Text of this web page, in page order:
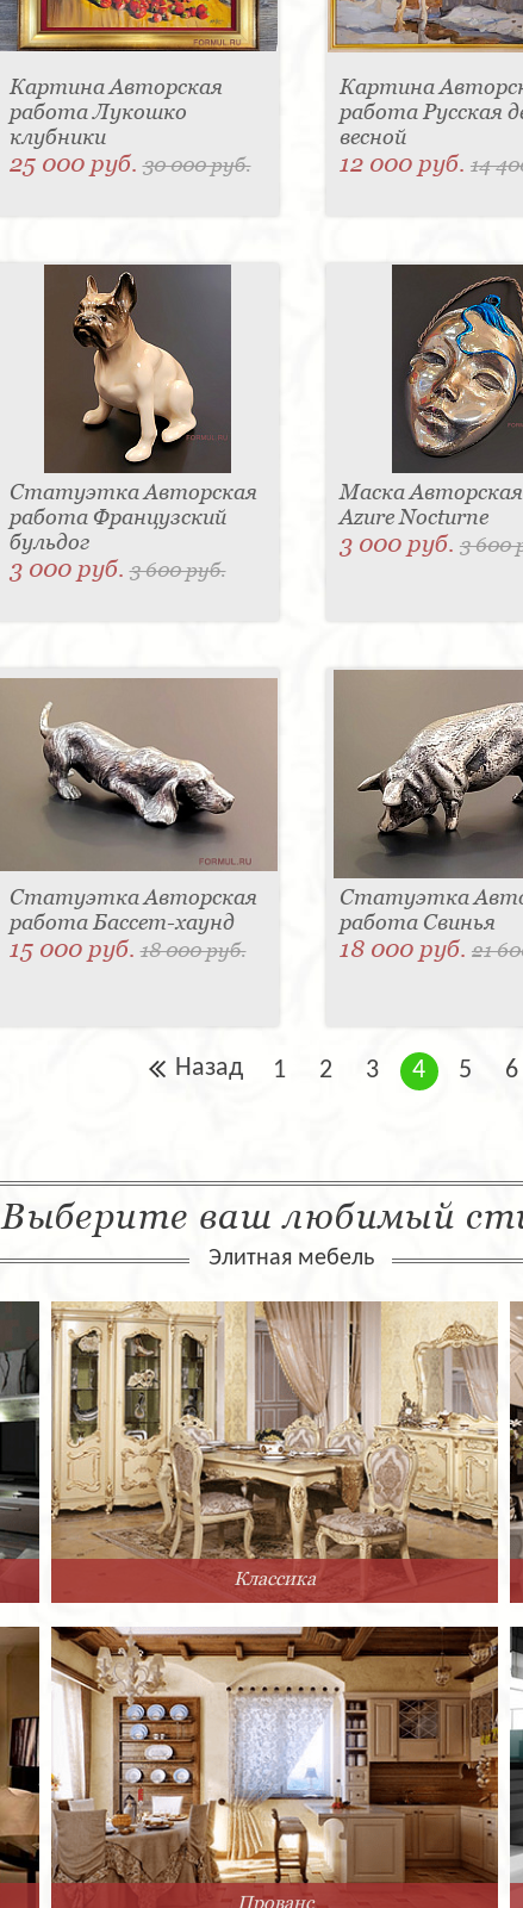
Картина Авторская
работа Лукошко
клубники
25 000 руб.30 000 руб.
Картина
работа Русская
весной
12 000 руб. 14
Статуэтка Авторская
работа Французский
бульдог
3 000 руб.3 600 руб.
Маска
Azure Nocturne
3 000 руб. 3 600
Статуэтка Авторская
работа Бассет-хаунд
15 000 руб.18 000 руб.
Статуэтка
работа Свинья
18 000 руб. 21
Назад 1 2 3 4 5 6
Выберите ваш любимый
Элитная мебель
Классика
Прованс